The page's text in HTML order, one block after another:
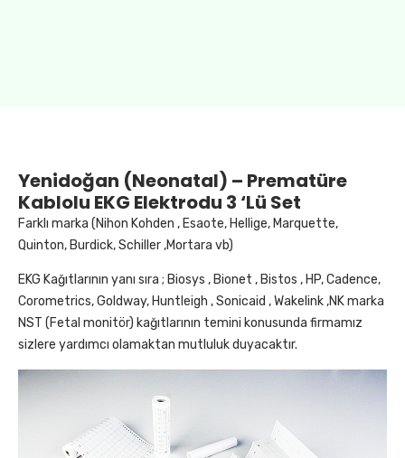
Yenidoğan (neonatal) – Prematüre
Kablolu EKG Elektrodu 3 ‘lü Set
Farklı marka (Nihon Kohden , Esaote, Hellige, Marquette,
Quinton, Burdick, Schiller ,Mortara vb)
EKG Kağıtlarının yanı sıra ; Biosys , Bionet , Bistos , HP, Cadence,
Corometrics, Goldway, Huntleigh , Sonicaid , Wakelink ,NK marka
NST (Fetal monitör) kağıtlarının temini konusunda firmamız
sizlere yardımcı olamaktan mutluluk duyacaktır.